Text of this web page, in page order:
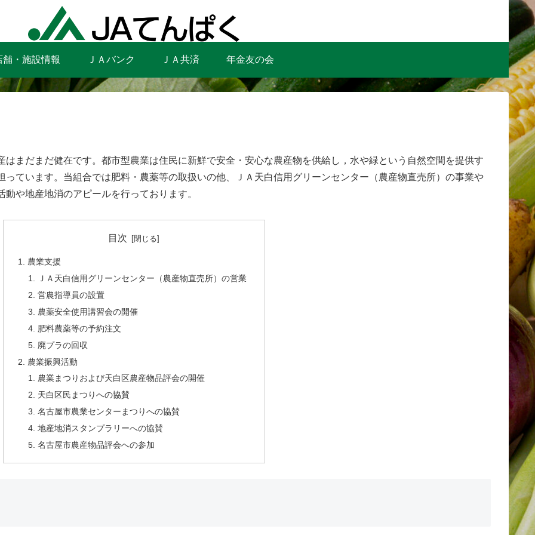
舗・施設情報 ＪＡバンク ＪＡ共済 年金友の会
まだまだ健在です。都市型農業は住民に新鮮で安全・安心な農産物を供給し，水や緑という自然空間を提供す
ています。当組合では肥料・農薬等の取扱いの他、ＪＡ天白信用グリーンセンター（農産物直売所）の事業や
や地産地消のアピールを行っております。
目次
農業支援
ＪＡ天白信用グリーンセンター（農産物直売所）の営業
営農指導員の設置
農薬安全使用講習会の開催
肥料農薬等の予約注文
廃プラの回収
農業振興活動
農業まつりおよび天白区農産物品評会の開催
天白区民まつりへの協賛
名古屋市農業センターまつりへの協賛
地産地消スタンプラリーへの協賛
名古屋市農産物品評会への参加